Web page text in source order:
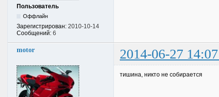
Пользователь
Оффлайн
Зарегистрирован: 2010-10-14
Сообщений: 6
motor 2014-06-27
тишина, никто не собирается